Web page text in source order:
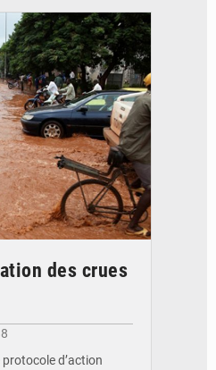
des crues
d’action